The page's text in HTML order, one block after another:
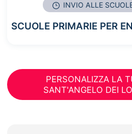
INVIO ALLE
SCUOLE PRIMARIE PER
PERSONALIZZA LA
SANT'ANGELO DEI